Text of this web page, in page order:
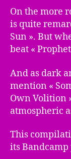
On the more
is quite
Sun ». But
beat «
And as dark
mention «
Own Volition
atmospheric
This
its Bandcamp